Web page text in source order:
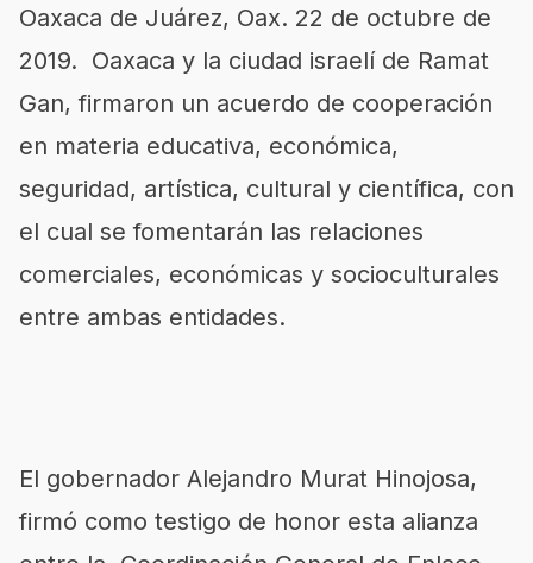
Oaxaca de Juárez, Oax. 22 de octubre de
2019. Oaxaca y la ciudad israelí de Ramat
Gan, firmaron un acuerdo de cooperación
en materia educativa, económica,
seguridad, artística, cultural y científica, con
el cual se fomentarán las relaciones
comerciales, económicas y socioculturales
entre ambas entidades.
El gobernador Alejandro Murat Hinojosa,
firmó como testigo de honor esta alianza